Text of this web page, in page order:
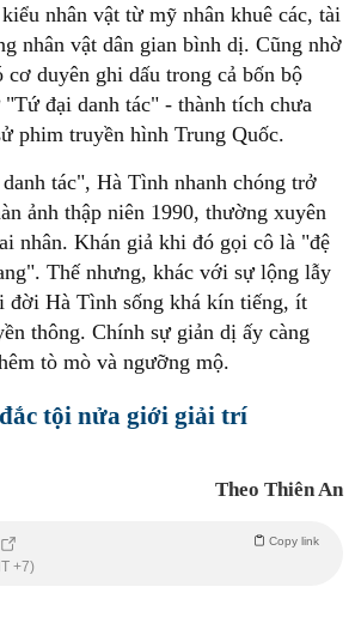
nhân vật từ mỹ nhân khuê các, tài
nhân vật dân gian bình dị. Cũng nhờ
duyên ghi dấu trong cả bốn bộ
đại danh tác" - thành tích chưa
phim truyền hình Trung Quốc.
tác", Hà Tình nhanh chóng trở
ảnh thập niên 1990, thường xuyên
nhân. Khán giả khi đó gọi cô là "đệ
Thế nhưng, khác với sự lộng lẫy
đời Hà Tình sống khá kín tiếng, ít
thông. Chính sự giản dị ấy càng
tò mò và ngưỡng mộ.
tội nửa giới giải trí
Theo Thiên An
Copy link
+7)